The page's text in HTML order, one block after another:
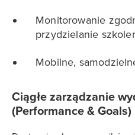
Monitorowanie
przydzielanie
Mobilne,
Ciągłe zarządzanie
(Performance & Goals)